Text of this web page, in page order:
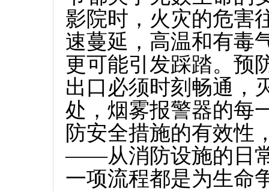
影院时，火灾的危
速蔓延，高温和有毒
更可能引发踩踏。预
出口必须时刻畅通，
处，烟雾报警器的每
防安全措施的有效性
——从消防设施的日
一项流程都是为生命